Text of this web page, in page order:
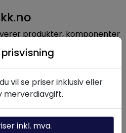
produkter, komponenter
til norsk industri. Med
bistår vi kunder
til komplette
vil se priser inklusiv eller
merverdiavgift.
inkl. mva.